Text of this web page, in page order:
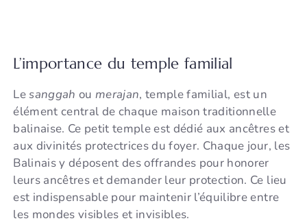
L’importance du temple familial
Lesanggah ou merajan, temple familial, est un
élément central de chaque maison traditionnelle
balinaise. Ce petit temple est dédié aux ancêtres et
aux divinités protectrices du foyer. Chaque jour, les
Balinais y déposent des offrandes pour honorer
leurs ancêtres et demander leur protection. Ce lieu
est indispensable pour maintenir l’équilibre entre
les mondes visibles et invisibles.